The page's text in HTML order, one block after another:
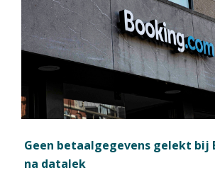
Geen betaalgegevens gelekt bij
na datalek